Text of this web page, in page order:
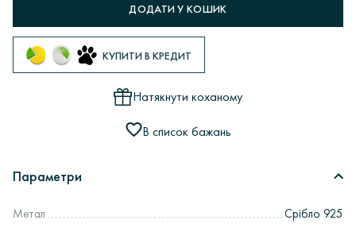
ДОДАТИ У КОШИК
КУПИТИ В КРЕДИТ
Натякнути коханому
В список бажань
Параметри
Метал
Срібло 925